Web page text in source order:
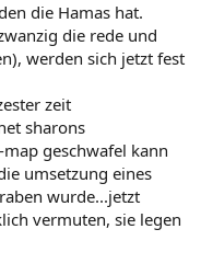
die Hamas hat.
die rede und
werden sich jetzt fest
zeit
sharons
geschwafel kann
umsetzung eines
wurde...jetzt
vermuten, sie legen